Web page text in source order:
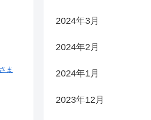
ま
2024年3月
2024年2月
2024年1月
2023年12月